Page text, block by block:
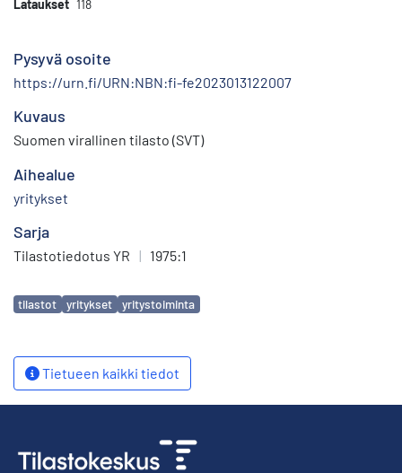
Lataukset 118
Pysyvä osoite
https://urn.fi/URN:NBN:fi-fe2023013122007
Kuvaus
Suomen virallinen tilasto (SVT)
Aihealue
yritykset
Sarja
Tilastotiedotus YR | 1975:1
Avainsanat
tilastot yritykset yritystoiminta
Tietueen kaikki tiedot